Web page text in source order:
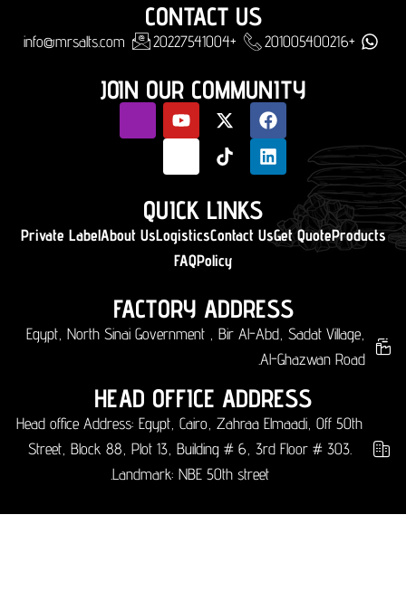
CONTACT US
+201005400216
+20227541004
info@mrsalts.com
JOIN OUR COMMUNITY
QUICK LINKS
Products
Get Quote
Contact Us
Logistics
About Us
Private Label
Policy
FAQ
FACTORY ADDRESS
Egypt, North Sinai Government , Bir Al-Abd, Sadat Village,
Al-Ghazwan Road.
HEAD OFFICE ADDRESS
Head office Address: Egypt, Cairo, Zahraa Elmaadi, Off 50th
Street, Block 88, Plot 13, Building # 6, 3rd Floor # 303.
Landmark: NBE 50th street.​​